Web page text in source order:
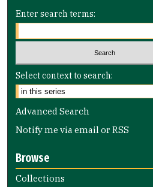
Enter search terms:
Select context to search:
Advanced Search
Notify me via email orRSS
Browse
Collections